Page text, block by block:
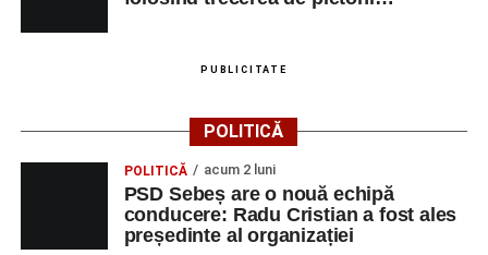
PUBLICITATE
POLITICĂ
POLITICĂ acum 2 luni
PSD Sebeș are o nouă echipă
conducere: Radu Cristian a fost ales
președinte al organizației